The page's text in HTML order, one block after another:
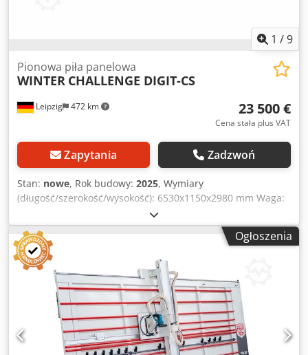
1 /9
Leipzig 472 km
Pionowa piła panelowa
WINTER CHALLENGE DIGIT-CS
23 500 €
Cena stała plus VAT
Zapytania Zadzwoń
Stan: nowe, Rok budowy: 2025, Wymiary
(długość/szerokość/wysokość): 6530x1150x2980 mm Waga:
900 kg Całkowite zapotrzebowanie mocy: 3 kW Pionowa piła
panelowa CHALLENGE DIGIT-CS - Długość cięcia poziomego:
5100 mm - Wysokość cięcia pionowego: 2100 mm -
Głębokość cięcia: 60 mm - Średnica tarczy głównej: 250 x 30
mm - Średnica tarczy podcinającej: 125 x 30 mm - Prędkość
obrotowa głównej tarczy: 5800 obr./min - Prędkość
obrotowa tarczy podcinającej: 7800 obr./min Dcsdpfxsvz Eg
Ho Aiqok - Silnik: 3,0 kW / 400 V - Króciec odciągu: 100 mm
- Sztywna, samonośna konstrukcja ramowa - Wymiary
ustawienia: L=6530, S=1150, W=2980 mm - Waga: 900 kg W
Ogłoszenia